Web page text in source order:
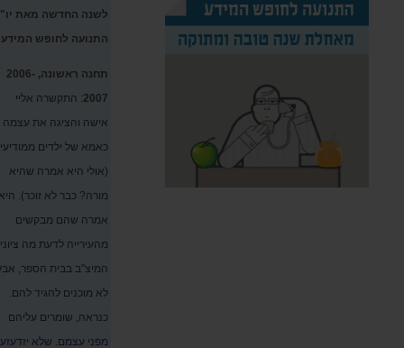
לשנה החדשה מאת
התנועה לחופש המידע
תחנה ראשונה, 2006-
2007: התקשרה אליי
אישה והציגה את עצמה
כאמא של ילדים
(אולי היא אמרה שהיא
מורה? כבר לא זוכר).
אמרה שהם מבקשים
מהעירייה לדעת מה ציוני
המיצ"ב בבית הספר,
לא מוכנים להגיד להם.
כנראה, שומרים עליהם
מפני עצמם. שלא